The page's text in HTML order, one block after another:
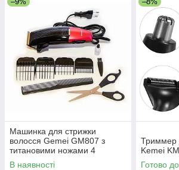
Машинка для стрижки
волосся Gemei GM807 з
титановими ножами 4
насадки + ножиці
В наявності
Триммер
Kemei
Готово